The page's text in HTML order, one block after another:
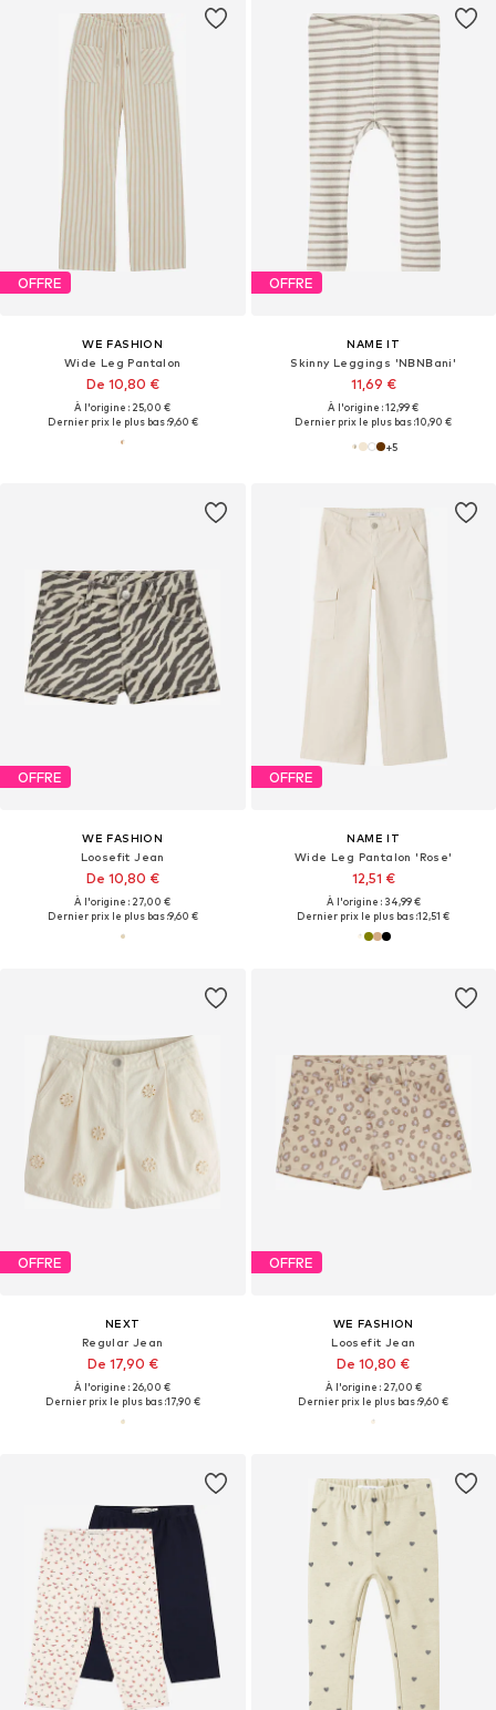
OFFRE
WE FASHION
Wide Leg Pantalon
De 10,80 €
À l'origine : 25,00 €
Dernier prix le plus bas :9,60 €
OFFRE
NAME IT
Skinny Leggings 'NBNBani'
11,69 €
À l'origine : 12,99 €
Dernier prix le plus bas :10,90 €
+5
OFFRE
WE FASHION
Loosefit Jean
De 10,80 €
À l'origine : 27,00 €
Dernier prix le plus bas :9,60 €
OFFRE
NAME IT
Wide Leg Pantalon 'Rose'
12,51 €
À l'origine : 34,99 €
Dernier prix le plus bas :12,51 €
OFFRE
NEXT
Regular Jean
De 17,90 €
À l'origine : 26,00 €
Dernier prix le plus bas :17,90 €
OFFRE
WE FASHION
Loosefit Jean
De 10,80 €
À l'origine : 27,00 €
Dernier prix le plus bas :9,60 €